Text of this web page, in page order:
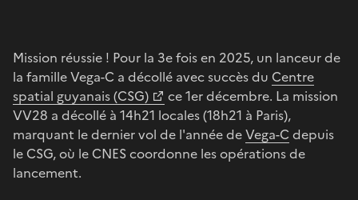
Mission réussie ! Pour la 3e fois en 2025, un lanceur de
la famille Vega-C a décollé avec succès du Centre
spatial guyanais (CSG)
ce 1er décembre. La mission
VV28 a décollé à 14h21 locales (18h21 à Paris),
marquant le dernier vol de l'année deVega-C depuis
le CSG, où le CNES coordonne les opérations de
lancement.